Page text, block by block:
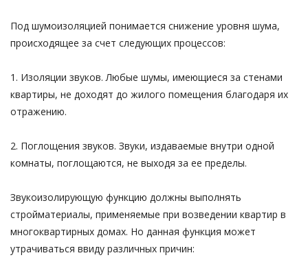
Под шумоизоляцией понимается снижение уровня шума,
происходящее за счет следующих процессов:
1. Изоляции звуков. Любые шумы, имеющиеся за стенами
квартиры, не доходят до жилого помещения благодаря их
отражению.
2. Поглощения звуков. Звуки, издаваемые внутри одной
комнаты, поглощаются, не выходя за ее пределы.
Звукоизолирующую функцию должны выполнять
стройматериалы, применяемые при возведении квартир в
многоквартирных домах. Но данная функция может
утрачиваться ввиду различных причин: